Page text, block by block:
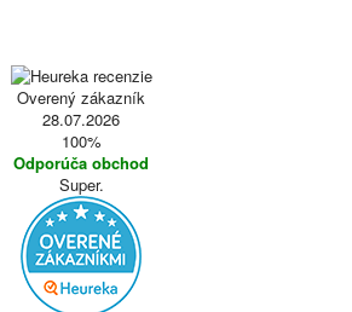
Overený zákazník
28.07.2026
100%
Odporúča obchod
Super.